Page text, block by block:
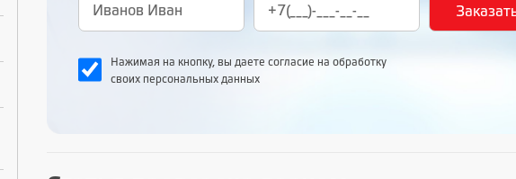
Нажимая на кнопку, вы даете согласие на обработку
своих персональных данных